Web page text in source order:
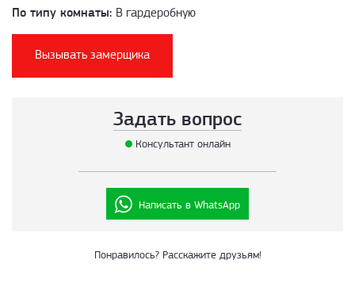
По типу комнаты: В гардеробную
Вызывать замерщика
Задать вопрос
Консультант онлайн
Написать в WhatsApp
Понравилось? Расскажите друзьям!